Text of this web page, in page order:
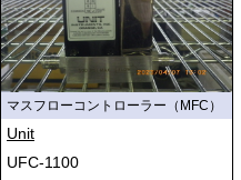
マスフローコントローラー（MFC）
Unit
UFC-1100